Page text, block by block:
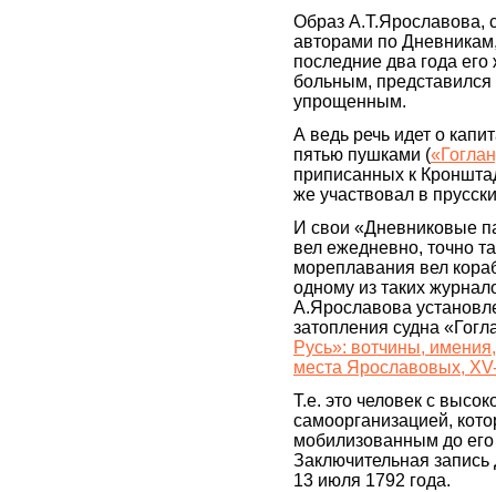
Образ А.Т.Ярославова,
авторами по
последние два года
больным, представился
упрощенным.
А ведь речь идет о
пятью пушками (
приписанных к
же участвовал в
И свои «Дневниковые
вел ежедневно, точно
мореплавания вел
одному из таких
А.Ярославова
затопления судна
Русь»: вотчины,
места Ярославовых,
Т.е. это человек с
самоорганизацией,
мобилизованным до
Заключительная запись
13 июля 1792 года.